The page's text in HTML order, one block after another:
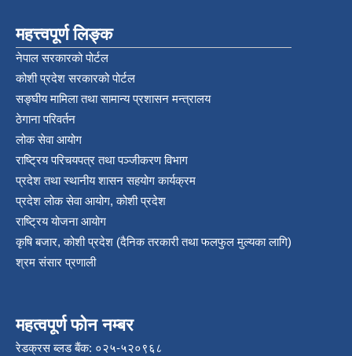
महत्त्वपूर्ण लिङ्क
नेपाल सरकारको पोर्टल
कोशी प्रदेश सरकारको पोर्टल
सङ्‍घीय मामिला तथा सामान्य प्रशासन मन्त्रालय
ठेगाना परिवर्तन
लोक सेवा आयोग
राष्ट्रिय परिचयपत्र तथा पञ्‍जीकरण विभाग
प्रदेश तथा स्थानीय शासन सहयोग कार्यक्रम
प्रदेश लोक सेवा आयोग, कोशी प्रदेश
राष्ट्रिय योजना आयोग
कृषि बजार, कोशी प्रदेश (दैनिक तरकारी तथा फलफुल मुल्यका लागि)
श्रम संसार प्रणाली
महत्वपूर्ण फोन नम्बर
रेडक्रस ब्लड बैंक: ०२५-५२०९६८